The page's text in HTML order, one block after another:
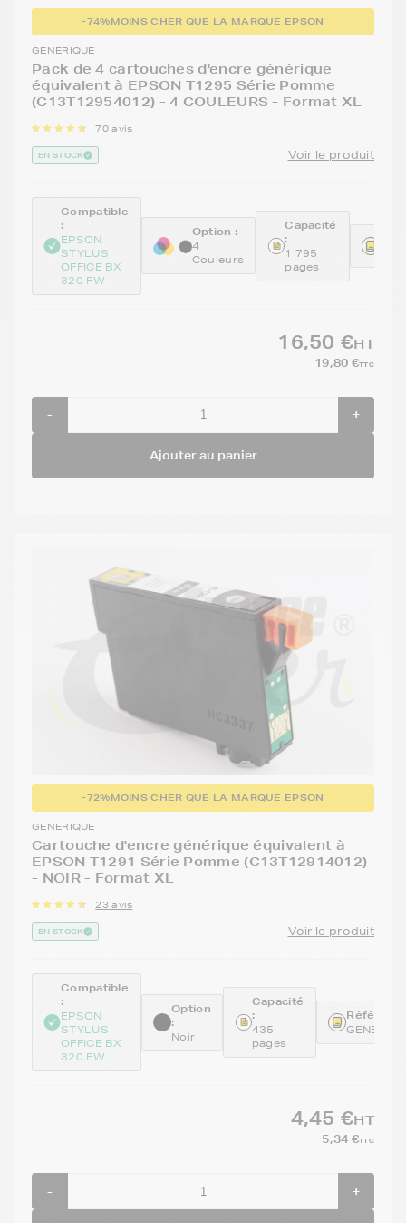
-74%MOINS CHER QUE LA MARQUE EPSON
GENERIQUE
Pack de 4 cartouches d'encre générique
équivalent à EPSON T1295 Série Pomme
(C13T12954012) - 4 COULEURS - Format XL
70 avis
EN STOCK Voir le produit
Compatible
:
EPSON
STYLUS
OFFICE BX
320 FW
Option :
4
Couleurs
Capacité
:
1 795
pages
16,50 €HT
19,80 €TTC
- +
Ajouter au panier
-72%MOINS CHER QUE LA MARQUE EPSON
GENERIQUE
Cartouche d'encre générique équivalent à
EPSON T1291 Série Pomme (C13T12914012)
- NOIR - Format XL
23 avis
EN STOCK Voir le produit
Compatible
:
EPSON
STYLUS
OFFICE BX
320 FW
Option
:
Noir
Capacité
:
435
pages
4,45 €HT
5,34 €TTC
- +